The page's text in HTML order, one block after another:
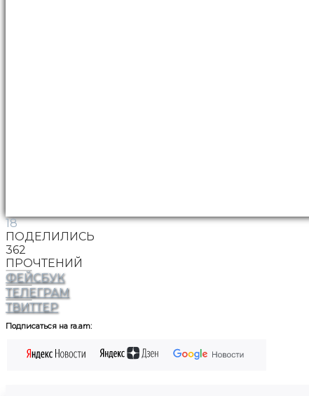
18
ПОДЕЛИЛИСЬ
362
ПРОЧТЕНИЙ
ФЕЙСБУК
ТЕЛЕГРАМ
ТВИТТЕР
Подписаться на ra.am: